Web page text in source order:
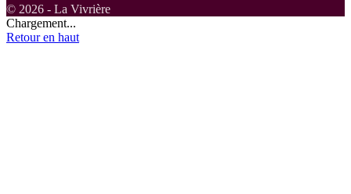
© 2026 - La Vivrière
Chargement...
Retour en haut